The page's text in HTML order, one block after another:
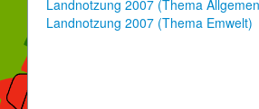
Landnotzung 2007 (Thema
Landnotzung 2007 (Thema Emwelt)